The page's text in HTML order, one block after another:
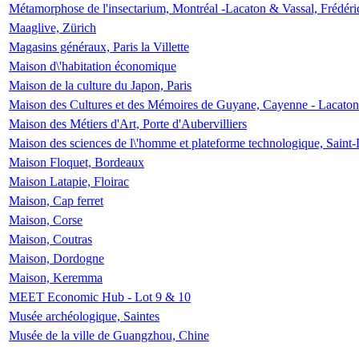
Métamorphose de l'insectarium, Montréal -Lacaton & Vassal,
Maaglive, Zürich
Magasins généraux, Paris la Villette
Maison d\'habitation économique
Maison de la culture du Japon, Paris
Maison des Cultures et des Mémoires de Guyane, Cayenne -
Maison des Métiers d'Art, Porte d'Aubervilliers
Maison des sciences de l\'homme et plateforme technologique,
Maison Floquet, Bordeaux
Maison Latapie, Floirac
Maison, Cap ferret
Maison, Corse
Maison, Coutras
Maison, Dordogne
Maison, Keremma
MEET Economic Hub - Lot 9 & 10
Musée archéologique, Saintes
Musée de la ville de Guangzhou, Chine